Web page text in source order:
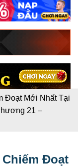
Đoạt Mới Nhất Tại
21 –
Đoạt